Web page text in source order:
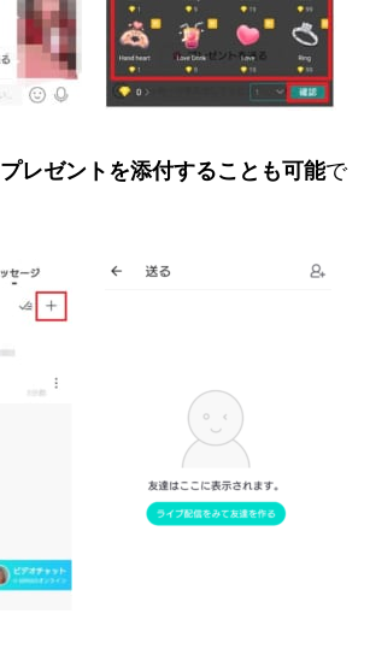
プレゼントを添付することも可能で